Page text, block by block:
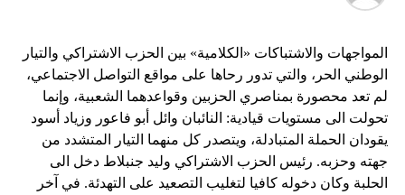
المواجهات والاشتباكات «الكلامية» بين الحزب الاشتراكي والتيار
الوطني الحر، والتي تدور رحاها على مواقع التواصل الاجتماعي،
لم تعد محصورة بمناصري الحزبين وقواعدهما الشعبية، وإنما
تحولت الى مستويات قيادية: النائبان وائل أبو فاعور وزياد أسود
يقودان الحملة المتبادلة، ويتصدر كل منهما التيار المتشدد من
جهته وحزبه. رئيس الحزب الاشتراكي وليد جنبلاط دخل الى
الحلبة وكان دخوله كافيا لتغليب التصعيد على التهدئة. في آخر